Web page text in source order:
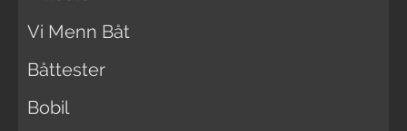
Vi Menn Båt
Båttester
Bobil